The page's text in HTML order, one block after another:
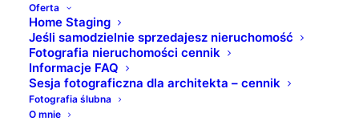
Oferta
Home Staging
Jeśli samodzielnie sprzedajesz nieruchomość
Fotografia nieruchomości cennik
Informacje FAQ
Sesja fotograficzna dla architekta – cennik
Fotografia ślubna
O mnie